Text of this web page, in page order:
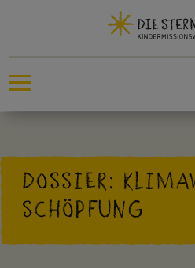
Sankt Martin
Weltmissionstag der Kinder
DOSSIER:
SCHÖPFUNG